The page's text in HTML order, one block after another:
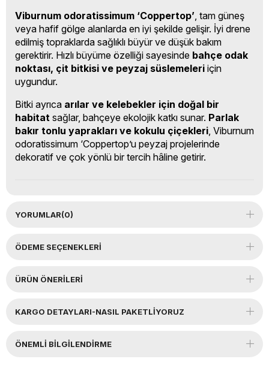
Viburnum odoratissimum ‘Coppertop’ , tam güneş
veya hafif gölge alanlarda en iyi şekilde gelişir. İyi drene
edilmiş topraklarda sağlıklı büyür ve düşük bakım
gerektirir. Hızlı büyüme özelliği sayesinde bahçe odak
noktası, çit bitkisi ve peyzaj süslemeleri için
uygundur.
Bitki ayrıca arılar ve kelebekler için doğal bir
habitat sağlar, bahçeye ekolojik katkı sunar. Parlak
bakır tonlu yaprakları ve kokulu çiçekleri , Viburnum
odoratissimum ‘Coppertop’u peyzaj projelerinde
dekoratif ve çok yönlü bir tercih hâline getirir.
YORUMLAR(0)
ÖDEME SEÇENEKLERI
ÜRÜN ÖNERILERI
KARGO DETAYLARI-NASIL PAKETLİYORUZ
ÖNEMLI BILGILENDIRME